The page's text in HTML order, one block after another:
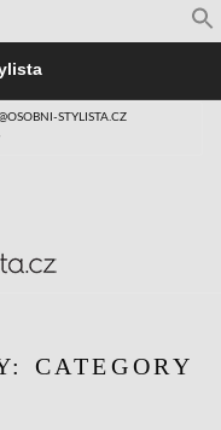
STYLISTA.CZ
CATEGORY